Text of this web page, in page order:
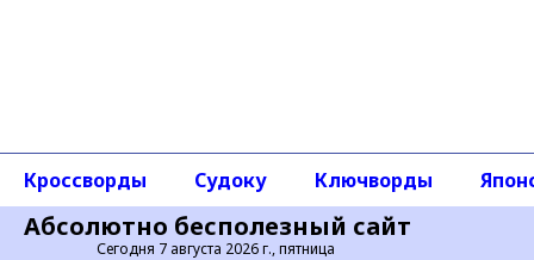
Абсолютно бесполезный сайт
Сегодня 7 августа 2026 г., пятница
Кроссворды Судоку Ключворды